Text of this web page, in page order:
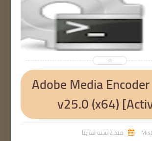
Adobe Media
v25.0 (x64)
 منذ 2 سنه تقريبا